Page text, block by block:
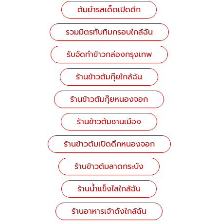
ต้มยำรสเด็ดเปิดดึก
รวมมิตรทับทิมกรอบใกล้ฉัน
รับจัดทำข้าวกล่องกรุงเทพ
ร้านข้าวต้มกุ๊ยใกล้ฉัน
ร้านข้าวต้มกุ๊ยหนองจอก
ร้านข้าวต้มชานเมือง
ร้านข้าวต้มเปิดดึกหนองจอก
ร้านข้าวต้มลาดกระบัง
ร้านน้ำแข็งไสใกล้ฉัน
ร้านอาหารเจ้าดังใกล้ฉัน